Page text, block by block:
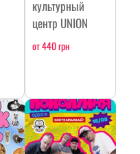
культурный
центр UNION
от 440 грн